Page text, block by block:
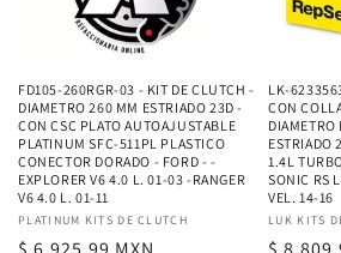
FD105-260RGR-03 - KIT DE CLUTCH -
DIAMETRO 260 MM ESTRIADO 23D -
CON CSC PLATO AUTOAJUSTABLE
PLATINUM SFC-511PL PLASTICO
CONECTOR DORADO - FORD - -
EXPLORER V6 4.0 L. 01-03 -RANGER
V6 4.0 L. 01-11
Proveedor:
PLATINUM KITS DE CLUTCH
LK-
CON
ESTRIADO
1.4L
SONIC RS
VEL. 14-16
LUK KITS